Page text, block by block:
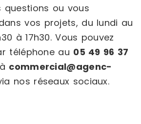
questions ou vous
vos projets, du lundi au
à 17h30. Vous pouvez
téléphone au 05 49 96 37
commercial@agenc-
nos réseaux sociaux.